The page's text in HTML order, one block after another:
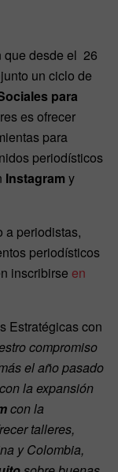
que desde el 26
un ciclo de
para
es ofrecer
para
periodísticos
Instagram y
a periodistas,
periodísticos
inscribirse en
Estratégicas con
compromiso
el año pasado
con la expansión
con la
talleres,
y Colombia,